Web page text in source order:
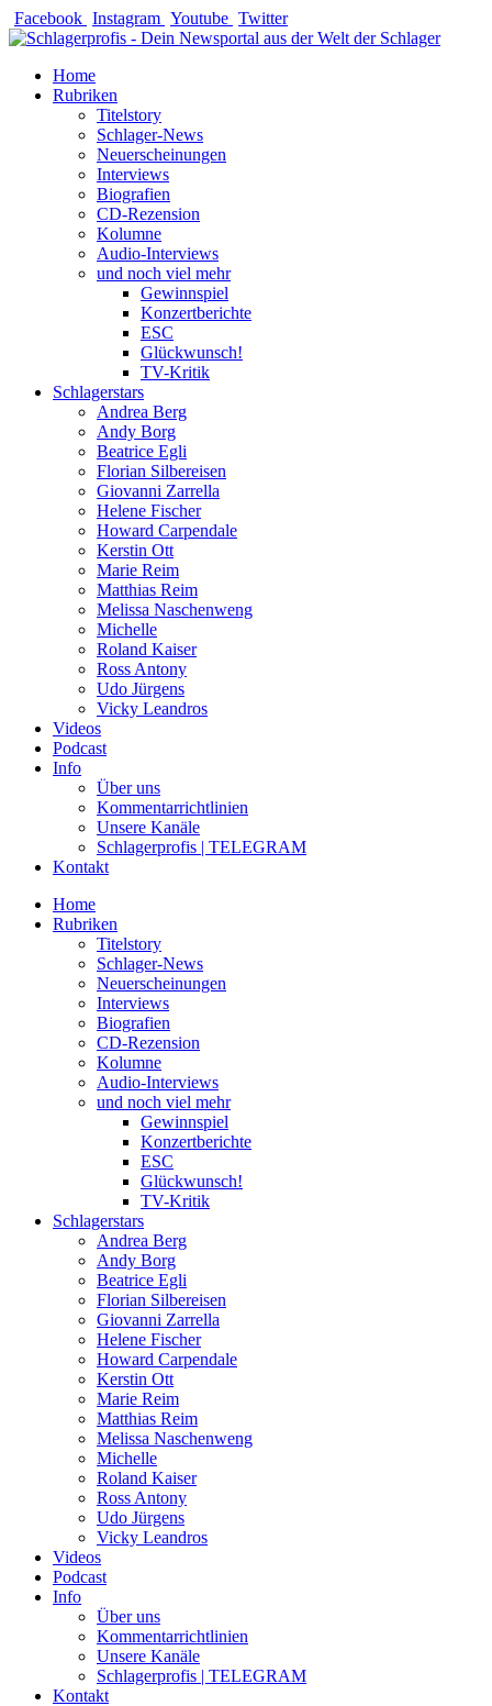
Zum
Inhalt
Facebook Instagram Youtube Twitter
Home
Rubriken
Titelstory
Schlager-News
Neuerscheinungen
Interviews
Biografien
CD-Rezension
Kolumne
Audio-Interviews
und noch viel mehr
Gewinnspiel
Konzertberichte
ESC
Glückwunsch!
TV-Kritik
Schlagerstars
Andrea Berg
Andy Borg
Beatrice Egli
Florian Silbereisen
Giovanni Zarrella
Helene Fischer
Howard Carpendale
Kerstin Ott
Marie Reim
Matthias Reim
Melissa Naschenweng
Michelle
Roland Kaiser
Ross Antony
Udo Jürgens
Vicky Leandros
Videos
Podcast
Info
Über uns
Kommentarrichtlinien
Unsere Kanäle
Schlagerprofis | TELEGRAM
Kontakt
Home
Rubriken
Titelstory
Schlager-News
Neuerscheinungen
Interviews
Biografien
CD-Rezension
Kolumne
Audio-Interviews
und noch viel mehr
Gewinnspiel
Konzertberichte
ESC
Glückwunsch!
TV-Kritik
Schlagerstars
Andrea Berg
Andy Borg
Beatrice Egli
Florian Silbereisen
Giovanni Zarrella
Helene Fischer
Howard Carpendale
Kerstin Ott
Marie Reim
Matthias Reim
Melissa Naschenweng
Michelle
Roland Kaiser
Ross Antony
Udo Jürgens
Vicky Leandros
Videos
Podcast
Info
Über uns
Kommentarrichtlinien
Unsere Kanäle
Schlagerprofis | TELEGRAM
Kontakt